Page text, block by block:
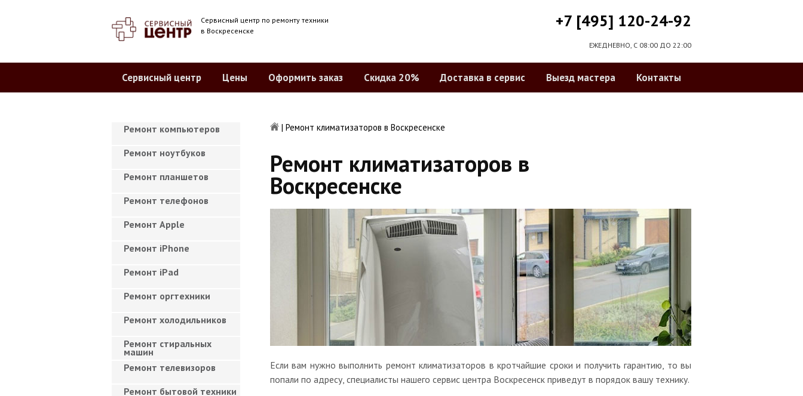
Сервисный центр по ремонту техники
в Воскресенске
+7 [495] 120-24-92
ЕЖЕДНЕВНО, С 08:00 ДО 22:00
Сервисный центр Цены Оформить заказ Скидка 20% Доставка в сервис Выезд мастера Контакты
| Ремонт климатизаторов в Воскресенске
Ремонт климатизаторов в
Воскресенске
Если вам нужно выполнить ремонт климатизаторов в кротчайшие сроки и получить гарантию, то вы
попали по адресу, специалисты нашего сервис центра Воскресенск приведут в порядок вашу технику.
Ремонт компьютеров
Ремонт ноутбуков
Ремонт планшетов
Ремонт телефонов
Ремонт Apple
Ремонт iPhone
Ремонт iPad
Ремонт оргтехники
Ремонт холодильников
Ремонт стиральных
машин
Ремонт телевизоров
Ремонт бытовой техники